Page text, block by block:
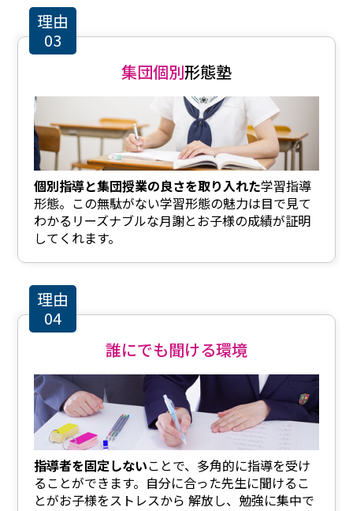
理由
03
集団個別形態塾
個別指導と集団授業の良さを取り入れた学習指導
形態。この無駄がない学習形態の魅力は目で見て
わかるリーズナブルな月謝とお子様の成績が証明
してくれます。
理由
04
誰にでも聞ける環境
指導者を固定しないことで、多角的に指導を受け
ることができます。自分に合った先生に聞けるこ
とがお子様をストレスから 解放し、勉強に集中で